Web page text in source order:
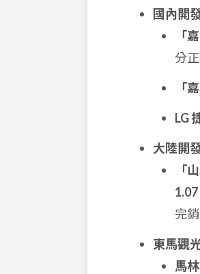
國內開
「
分
「
LG
大陸開
「
完銷
東馬觀
馬